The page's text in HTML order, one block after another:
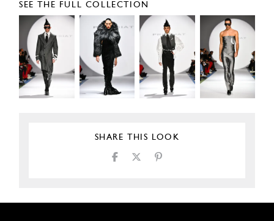
SEE THE FULL COLLECTION
SHARE THIS LOOK